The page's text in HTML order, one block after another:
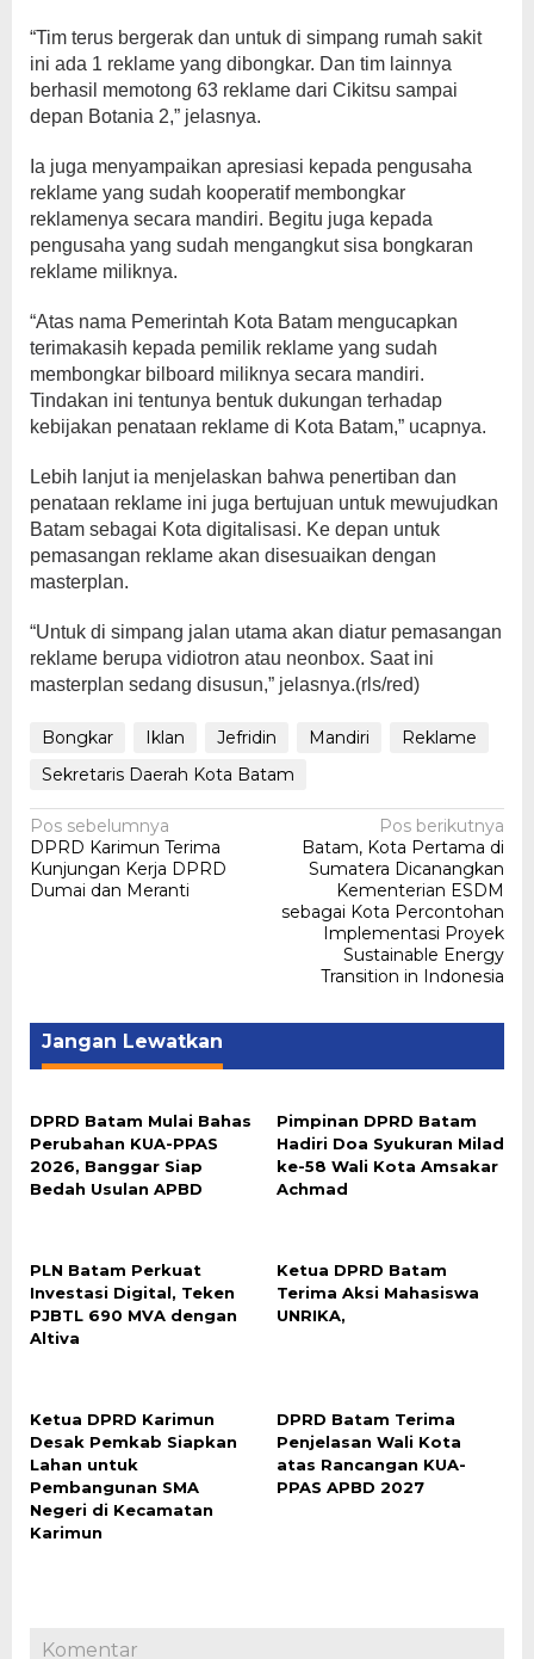
“Tim terus bergerak dan untuk di simpang rumah sakit
ini ada 1 reklame yang dibongkar. Dan tim lainnya
berhasil memotong 63 reklame dari Cikitsu sampai
depan Botania 2,” jelasnya.
Ia juga menyampaikan apresiasi kepada pengusaha
reklame yang sudah kooperatif membongkar
reklamenya secara mandiri. Begitu juga kepada
pengusaha yang sudah mengangkut sisa bongkaran
reklame miliknya.
“Atas nama Pemerintah Kota Batam mengucapkan
terimakasih kepada pemilik reklame yang sudah
membongkar bilboard miliknya secara mandiri.
Tindakan ini tentunya bentuk dukungan terhadap
kebijakan penataan reklame di Kota Batam,” ucapnya.
Lebih lanjut ia menjelaskan bahwa penertiban dan
penataan reklame ini juga bertujuan untuk mewujudkan
Batam sebagai Kota digitalisasi. Ke depan untuk
pemasangan reklame akan disesuaikan dengan
masterplan.
“Untuk di simpang jalan utama akan diatur pemasangan
reklame berupa vidiotron atau neonbox. Saat ini
masterplan sedang disusun,” jelasnya.(rls/red)
Bongkar Iklan Jefridin Mandiri
Reklame
Sekretaris Daerah Kota Batam
Navigasi
pos
Pos sebelumnya
DPRD Karimun Terima
Kunjungan Kerja DPRD
Dumai dan Meranti
Pos berikutnya
Batam, Kota Pertama di
Sumatera Dicanangkan
Kementerian ESDM
sebagai Kota Percontohan
Implementasi Proyek
Sustainable Energy
Transition in Indonesia
Jangan Lewatkan
DPRD Batam Mulai Bahas
Perubahan KUA-PPAS
2026, Banggar Siap
Bedah Usulan APBD
Pimpinan DPRD Batam
Hadiri Doa Syukuran Milad
ke-58 Wali Kota Amsakar
Achmad
PLN Batam Perkuat
Investasi Digital, Teken
PJBTL 690 MVA dengan
Altiva
Ketua DPRD Batam
Terima Aksi Mahasiswa
UNRIKA,
Ketua DPRD Karimun
Desak Pemkab Siapkan
Lahan untuk
Pembangunan SMA
Negeri di Kecamatan
Karimun
DPRD Batam Terima
Penjelasan Wali Kota
atas Rancangan KUA-
PPAS APBD 2027
Komentar